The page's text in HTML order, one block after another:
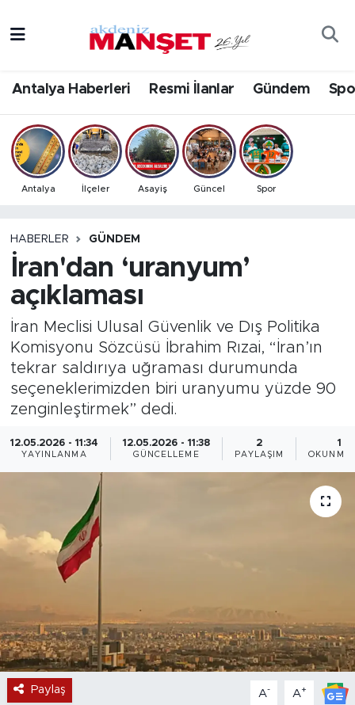
Antalya Haberleri Resmi İlanlar Gündem
Antalya İlçeler Asayiş Güncel Spor
HABERLER GÜNDEM
İran'dan ‘uranyum’
açıklaması
İran Meclisi Ulusal Güvenlik ve Dış Politika
Komisyonu Sözcüsü İbrahim Rızai, “İran’ın
tekrar saldırıya uğraması durumunda
seçeneklerimizden biri uranyumu yüzde 90
zenginleştirmek” dedi.
12.05.2026 - 11:34
YAYINLANMA
12.05.2026 - 11:38
GÜNCELLEME
2
PAYLAŞIM
1
OKUNMA
Paylaş A- A+
Bilim & Teknoloji
Eğitim
Ekonomi
Gündem
İlçeler
Kültür- Sanat
Magazin
Resmi İlanlar
Sağlık
Spor
Turizm
Antalya Hava Durumu
Antalya Namaz Vakitleri
Antalya Trafik Yoğunluk Haritası
Tüm Manşetler
Son Dakika Haberleri
Haber Arşivi